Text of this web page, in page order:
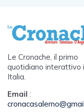
Le Cronache, il primo
quotidiano interattivo
Italia.
Email :